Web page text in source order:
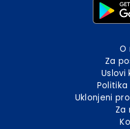
O
Za
Uslovi
Uklonjeni
Za